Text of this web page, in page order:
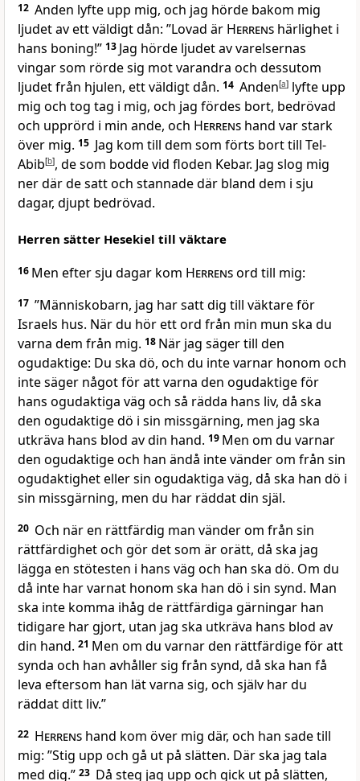
12 Anden lyfte upp mig, och jag hörde bakom mig
ljudet av ett väldigt dån: ”Lovad är Herrens härlighet i
hans boning!” 13 Jag hörde ljudet av varelsernas
vingar som rörde sig mot varandra och dessutom
ljudet från hjulen, ett väldigt dån. 14 Anden[a] lyfte upp
mig och tog tag i mig, och jag fördes bort, bedrövad
och upprörd i min ande, och Herrens hand var stark
över mig. 15 Jag kom till dem som förts bort till Tel-
Abib[b], de som bodde vid floden Kebar. Jag slog mig
ner där de satt och stannade där bland dem i sju
dagar, djupt bedrövad.
Herren sätter Hesekiel till väktare
16 Men efter sju dagar kom Herrensord till mig:
17 ”Människo­barn, jag har satt dig till väktare för
Israels hus. När du hör ett ord från min mun ska du
varna dem från mig. 18 När jag säger till den
ogudaktige: Du ska dö, och du inte varnar honom och
inte säger något för att varna den ogudaktige för
hans ogudaktiga väg och så rädda hans liv, då ska
den ogudaktige dö i sin missgärning, men jag ska
utkräva hans blod av din hand. 19 Men om du varnar
den ogudaktige och han ändå inte vänder om från sin
ogudaktighet eller sin ogudaktiga väg, då ska han dö i
sin missgärning, men du har räddat din själ.
20 Och när en rättfärdig man vänder om från sin
rättfärdighet och gör det som är orätt, då ska jag
lägga en stötesten i hans väg och han ska dö. Om du
då inte har varnat honom ska han dö i sin synd. Man
ska inte komma ihåg de rättfärdiga gärningar han
tidigare har gjort, utan jag ska utkräva hans blod av
din hand. 21 Men om du varnar den rättfärdige för att
synda och han avhåller sig från synd, då ska han få
leva eftersom han lät varna sig, och själv har du
räddat ditt liv.”
22 Herrens hand kom över mig där, och han sade till
mig: ”Stig upp och gå ut på slätten. Där ska jag tala
med dig.” 23 Då steg jag upp och gick ut på slätten,